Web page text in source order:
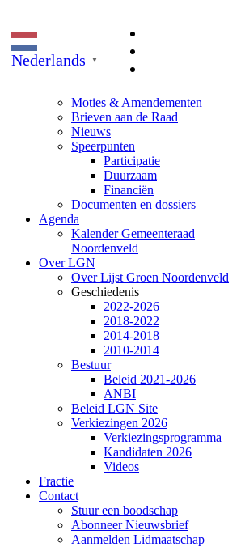
Nederlands ▼
Moties & Amendementen
Brieven aan de Raad
Nieuws
Speerpunten
Participatie
Duurzaam
Financiën
Documenten en dossiers
Agenda
Kalender Gemeenteraad
Noordenveld
Over LGN
Over Lijst Groen Noordenveld
Geschiedenis
2022-2026
2018-2022
2014-2018
2010-2014
Bestuur
Beleid 2021-2026
ANBI
Beleid LGN Site
Verkiezingen 2026
Verkiezingsprogramma
Kandidaten 2026
Videos
Fractie
Contact
Stuur een boodschap
Abonneer Nieuwsbrief
Aanmelden Lidmaatschap